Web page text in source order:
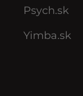
Psych.sk
Yimba.sk